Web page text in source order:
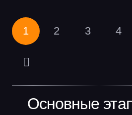
1 2 3 4
Основные